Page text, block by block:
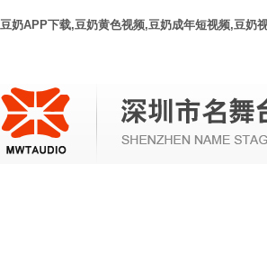
豆奶APP下载,豆奶黄色视频,豆奶成年短视频,豆奶